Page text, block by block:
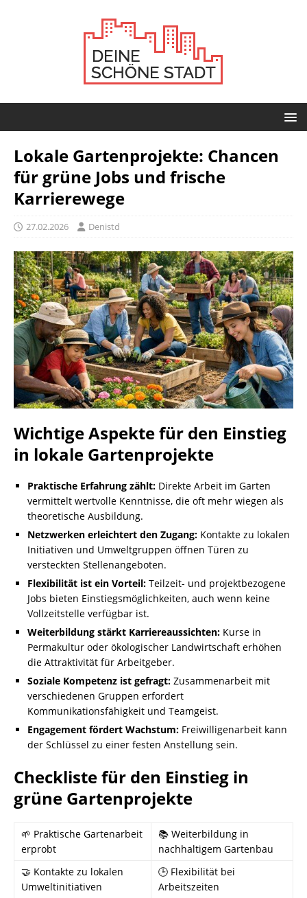
Lokale Gartenprojekte: Chancen
für grüne Jobs und frische
Karrierewege
27.02.2026 Denistd
Wichtige Aspekte für den Einstieg
in lokale Gartenprojekte
Praktische Erfahrung zählt: Direkte Arbeit im Garten
vermittelt wertvolle Kenntnisse, die oft mehr wiegen als
theoretische Ausbildung.
Netzwerken erleichtert den Zugang: Kontakte zu lokalen
Initiativen und Umweltgruppen öffnen Türen zu
versteckten Stellenangeboten.
Flexibilität ist ein Vorteil: Teilzeit- und projektbezogene
Jobs bieten Einstiegsmöglichkeiten, auch wenn keine
Vollzeitstelle verfügbar ist.
Weiterbildung stärkt Karriereaussichten: Kurse in
Permakultur oder ökologischer Landwirtschaft erhöhen
die Attraktivität für Arbeitgeber.
Soziale Kompetenz ist gefragt: Zusammenarbeit mit
verschiedenen Gruppen erfordert
Kommunikationsfähigkeit und Teamgeist.
Engagement fördert Wachstum: Freiwilligenarbeit kann
der Schlüssel zu einer festen Anstellung sein.
Checkliste für den Einstieg in
grüne Gartenprojekte
🌱 Praktische Gartenarbeit
erprobt
📚 Weiterbildung in
nachhaltigem Gartenbau
🤝 Kontakte zu lokalen
Umweltinitiativen
🕒 Flexibilität bei
Arbeitszeiten